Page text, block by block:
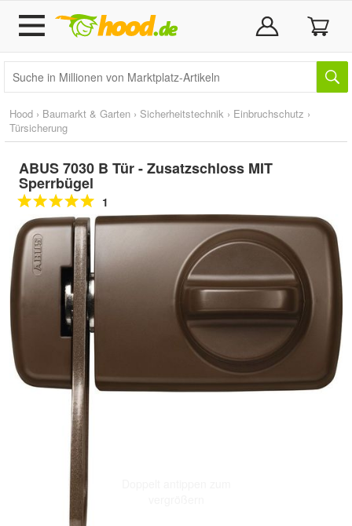
Hood › Baumarkt & Garten › Sicherheitstechnik › Einbruchschutz ›
Türsicherung
ABUS 7030 B Tür - Zusatzschloss MIT
Sperrbügel
1